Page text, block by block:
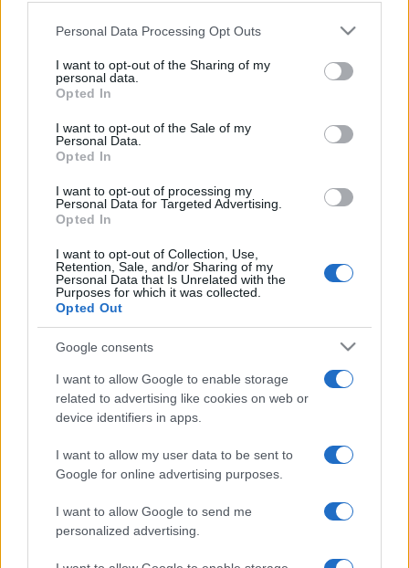
Personal Data Processing Opt Outs
I want to opt-out of the Sharing of my
personal data.
Opted In
I want to opt-out of the Sale of my
Personal Data.
Opted In
I want to opt-out of processing my
Personal Data for Targeted Advertising.
Opted In
I want to opt-out of Collection, Use,
Retention, Sale, and/or Sharing of my
Personal Data that Is Unrelated with the
Purposes for which it was collected.
Opted Out
Google consents
I want to allow Google to enable storage
related to advertising like cookies on web or
device identifiers in apps.
I want to allow my user data to be sent to
Google for online advertising purposes.
I want to allow Google to send me
personalized advertising.
Mohebi pogodio za konačnih 2:2.
Ipak, više od samog rezultata pažnju javnosti
privukla je Mohebijeva proslava gola. Iranski
reprezentativac je nakon pogotka napravio gestu
pucanja prema tribinama, što je izazvalo brojne
reakcije na društvenim mrežama.
@tod_bybein
محمد محبي يدرك التعادل لإيران.. 2-2 في مباراة لا تهدأ
Mohammad Mohebbi levels for Iran.. 2-2 in a match
♬ original sound - TOD by beIN
Dio navijača osudio je takav potez, smatrajući ga
neprimjerenim, dok su pojedini otišli korak dalje i
zatražili sankcije za iransku reprezentaciju.
„Ovo je direktna prijetnja, izbacite ih sa
Svjetskog prvenstva“,jedan je od komentara koji
se pojavio na društvenim mrežama.
#Iran #Novi Zeland